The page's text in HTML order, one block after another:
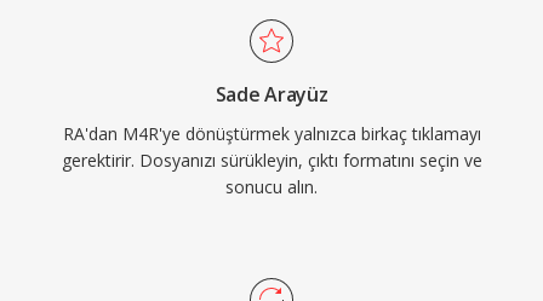
Sade Arayüz
RA'dan M4R'ye dönüştürmek yalnızca birkaç tıklamayı
gerektirir. Dosyanızı sürükleyin, çıktı formatını seçin ve
sonucu alın.